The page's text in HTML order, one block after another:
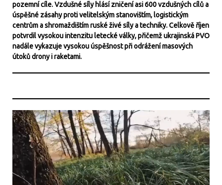
pozemní cíle. Vzdušné síly hlásí zničení asi 600 vzdušných cílů a
úspěšné zásahy proti velitelským stanovištím, logistickým
centrům a shromaždištím ruské živé síly a techniky. Celkově říjen
potvrdil vysokou intenzitu letecké války, přičemž ukrajinská PVO
nadále vykazuje vysokou úspěšnost při odrážení masových
útoků drony i raketami.